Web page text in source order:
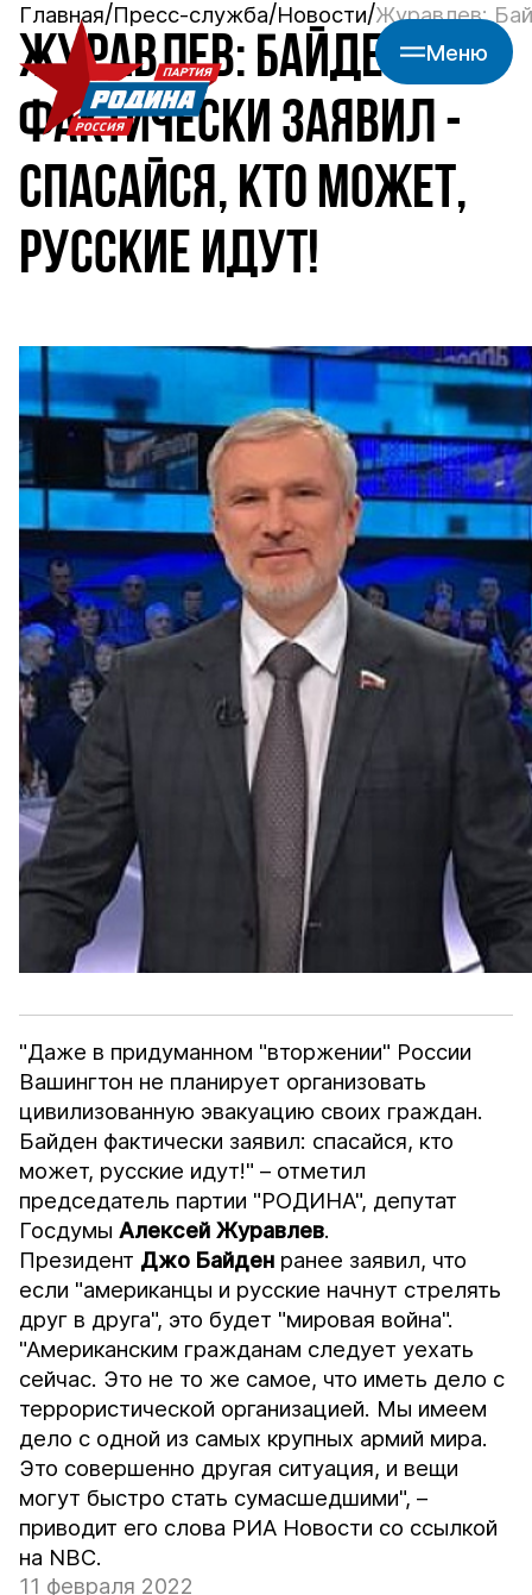
Меню
Главная Пресс-служба Новости Журавлев:
ЖУРАВЛЕВ: БАЙДЕН
ФАКТИЧЕСКИ ЗАЯВИЛ -
СПАСАЙСЯ, КТО МОЖЕТ,
РУССКИЕ ИДУТ!
"Даже в придуманном "вторжении" России
Вашингтон не планирует организовать
цивилизованную эвакуацию своих граждан.
Байден фактически заявил: спасайся, кто
может, русские идут!" – отметил
председатель партии "РОДИНА", депутат
ГосдумыАлексей Журавлев.
Президент Джо Байден ранее заявил, что
если "американцы и русские начнут стрелять
друг в друга", это будет "мировая война".
"Американским гражданам следует уехать
сейчас. Это не то же самое, что иметь дело с
террористической организацией. Мы имеем
дело с одной из самых крупных армий мира.
Это совершенно другая ситуация, и вещи
могут быстро стать сумасшедшими", –
приводит его слова РИА Новости со ссылкой
на NBC.
11 февраля 2022